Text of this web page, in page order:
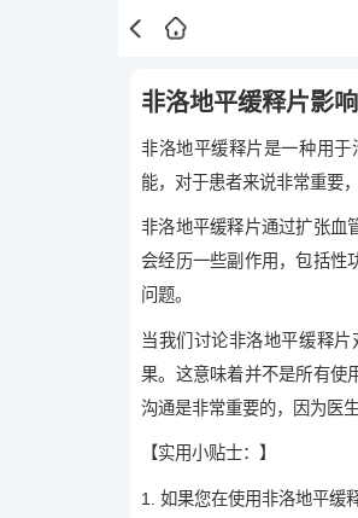
非洛地平缓释片影
非洛地平缓释片是一种用
能，对于患者来说非常重要
非洛地平缓释片通过扩张血
会经历一些副作用，包括性
问题。
当我们讨论非洛地平缓释
果。这意味着并不是所有使
沟通是非常重要的，因为医
【实用小贴士：】
1. 如果您在使用非洛地平缓